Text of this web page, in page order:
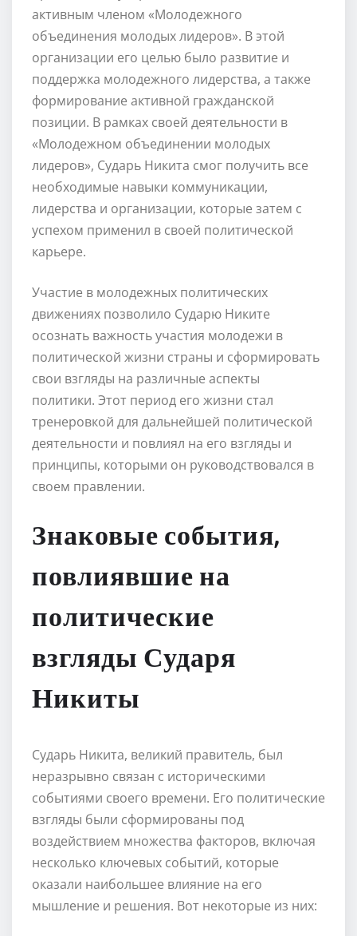
активным членом «Молодежного
объединения молодых лидеров». В этой
организации его целью было развитие и
поддержка молодежного лидерства, а также
формирование активной гражданской
позиции. В рамках своей деятельности в
«Молодежном объединении молодых
лидеров», Сударь Никита смог получить все
необходимые навыки коммуникации,
лидерства и организации, которые затем с
успехом применил в своей политической
карьере.
Участие в молодежных политических
движениях позволило Сударю Никите
осознать важность участия молодежи в
политической жизни страны и сформировать
свои взгляды на различные аспекты
политики. Этот период его жизни стал
тренеровкой для дальнейшей политической
деятельности и повлиял на его взгляды и
принципы, которыми он руководствовался в
своем правлении.
Знаковые события,
повлиявшие на
политические
взгляды Сударя
Никиты
Сударь Никита, великий правитель, был
неразрывно связан с историческими
событиями своего времени. Его политические
взгляды были сформированы под
воздействием множества факторов, включая
несколько ключевых событий, которые
оказали наибольшее влияние на его
мышление и решения. Вот некоторые из них: